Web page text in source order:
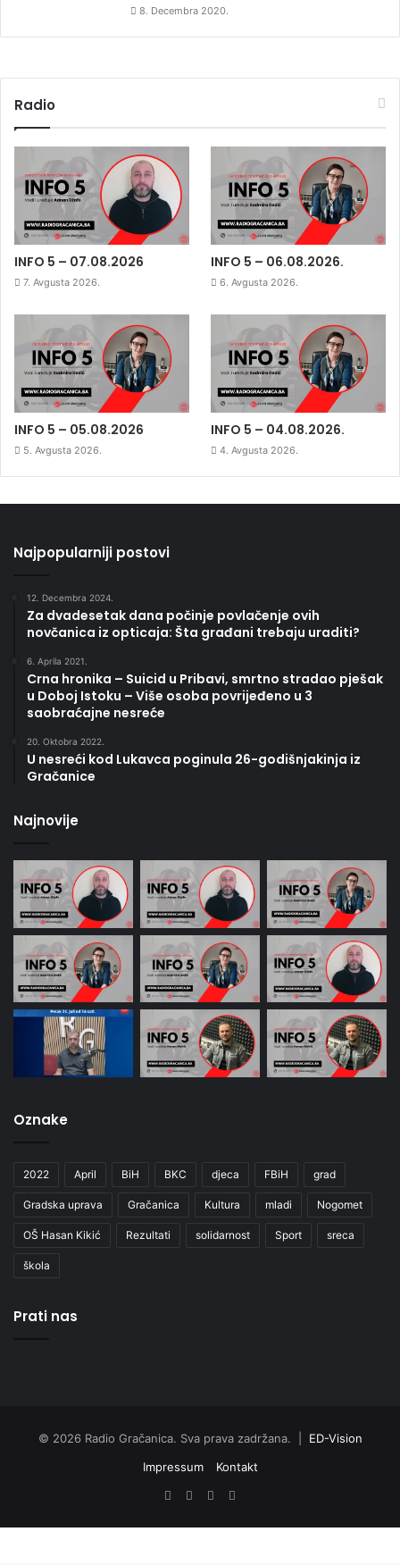
8. Decembra 2020.
Radio
INFO 5 – 07.08.2026
7. Avgusta 2026.
INFO 5 – 06.08.2026.
6. Avgusta 2026.
INFO 5 – 05.08.2026
5. Avgusta 2026.
INFO 5 – 04.08.2026.
4. Avgusta 2026.
Najpopularniji postovi
12. Decembra 2024.
Za dvadesetak dana počinje povlačenje ovih
novčanica iz opticaja: Šta građani trebaju uraditi?
6. Aprila 2021.
Crna hronika – Suicid u Pribavi, smrtno stradao pješak
u Doboj Istoku – Više osoba povrijeđeno u 3
saobraćajne nesreće
20. Oktobra 2022.
U nesreći kod Lukavca poginula 26-godišnjakinja iz
Gračanice
Najnovije
Oznake
2022 April BiH BKC djeca FBiH grad
Gradska uprava Gračanica Kultura mladi Nogomet
OŠ Hasan Kikić Rezultati solidarnost Sport sreca
škola
Prati nas
© 2026 Radio Gračanica. Sva prava zadržana. | ED-Vision
Impressum
Kontakt